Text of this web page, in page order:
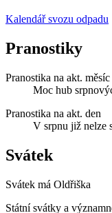
Kalendář svozu odpadu
Pranostiky
Pranostika na akt. měsíc
Moc hub
Pranostika na akt. den
V srpnu již nelze
Svátek
Svátek má Oldřiška
Státní svátky a